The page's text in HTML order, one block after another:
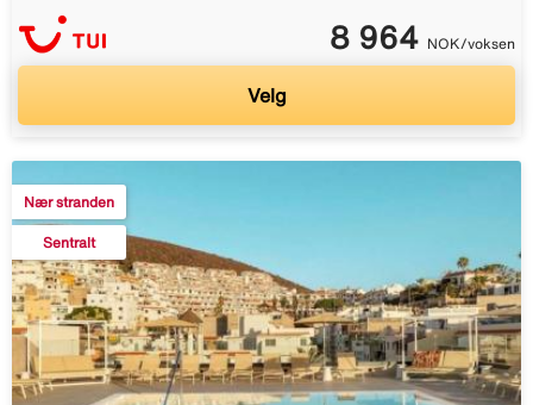
8 964 NOK/voksen
Velg
Nær stranden
Sentralt